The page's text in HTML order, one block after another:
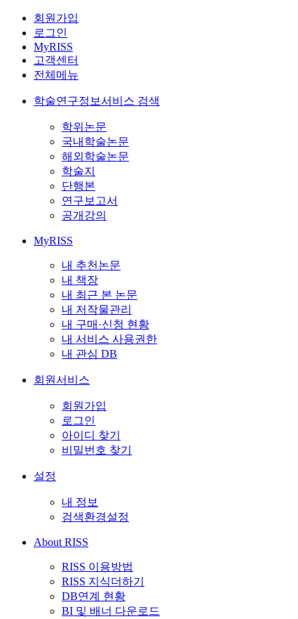
회원가입
로그인
MyRISS
고객센터
전체메뉴
학술연구정보서비스 검색
학위논문
국내학술논문
해외학술논문
학술지
단행본
연구보고서
공개강의
MyRISS
내 추천논문
내 책장
내 최근 본 논문
내 저작물관리
내 구매·신청 현황
내 서비스 사용권한
내 관심 DB
회원서비스
회원가입
로그인
아이디 찾기
비밀번호 찾기
설정
내 정보
검색환경설정
About RISS
RISS 이용방법
RISS 지식더하기
DB연계 현황
BI 및 배너 다운로드